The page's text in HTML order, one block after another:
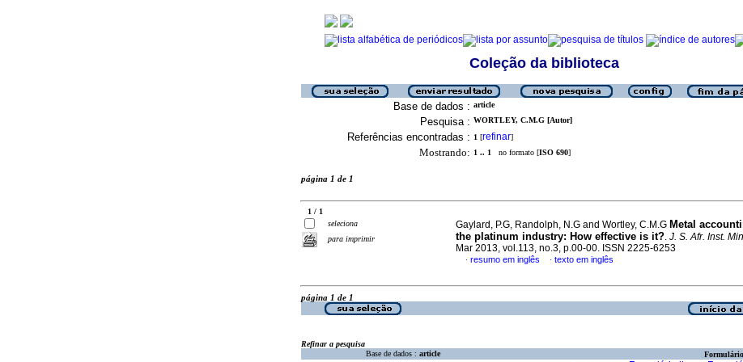
Coleção da biblioteca
Base de dados : article
Pesquisa : WORTLEY, C.M.G [Autor]
Referências encontradas : 1 [refinar]
Mostrando: 1 .. 1 no formato [ISO 690]
página 1 de 1
1 / 1
seleciona
para imprimir
Gaylard, P.G, Randolph, N.G and Wortley, C.M.G Metal
the platinum industry: How effective is it?. J. S. Afr. Inst.
Mar 2013, vol.113, no.3, p.00-00. ISSN 2225-6253
· resumo em inglês · texto em inglês
página 1 de 1
Refinar a pesquisa
Base de dados : article